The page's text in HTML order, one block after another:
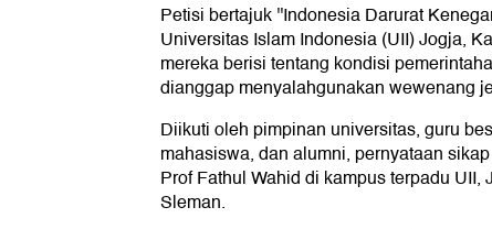
Petisi bertajuk ''Indonesia Darurat
Universitas Islam Indonesia (UII) Jogja,
mereka berisi tentang kondisi
dianggap menyalahgunakan wewenang
Diikuti oleh pimpinan universitas, guru
mahasiswa, dan alumni, pernyataan
Prof Fathul Wahid di kampus terpadu UII,
Sleman.